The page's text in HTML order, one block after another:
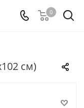
0
см)